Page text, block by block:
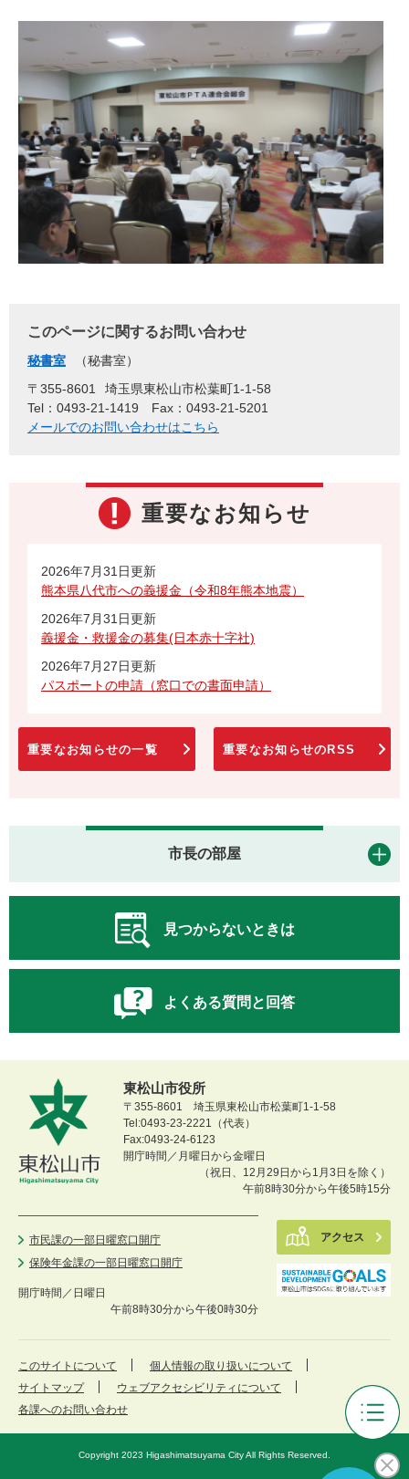
市
このページに関するお問い合わせ
秘書室
秘書室
〒355-8601
埼玉県東松山市松葉町1-1-58
Tel：0493-21-1419
Fax：0493-21-5201
メールでのお問い合わせはこちら
重要なお知らせ
2026年7月31日更新
熊本県八代市への義援金（令和8年熊本地震）
2026年7月31日更新
義援金・救援金の募集(日本赤十字社)
2026年7月27日更新
パスポートの申請（窓口での書面申請）
重要なお知らせの一覧 重要なお知らせのRSS
市長の部屋
見つからないときは
よくある質問と回答
東松山市役所
〒355-8601 埼玉県東松山市松葉町1-1-58
Tel:0493-23-2221（代表）
Fax:0493-24-6123
開庁時間／月曜日から金曜日
（祝日、12月29日から1月3日を除く）
午前8時30分から午後5時15分
市民課の一部日曜窓口開庁
保険年金課の一部日曜窓口開庁
開庁時間／ 日曜日
午前8時30分から午後0時30分
アクセス
このサイトについて
個人情報の取り扱いについて
サイトマップ
ウェブアクセシビリティについて
各課へのお問い合わせ
Copyright 2023 Higashimatsuyama City All Rights Reserved.